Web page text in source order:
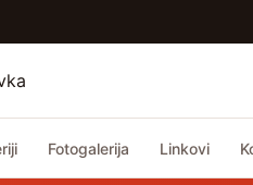
Fotogalerija Linkovi